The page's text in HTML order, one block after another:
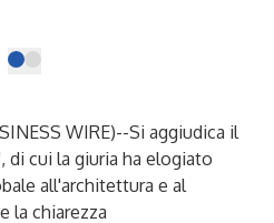
WIRE)--Si aggiudica il
di cui la giuria ha elogiato
all'architettura e al
la chiarezza